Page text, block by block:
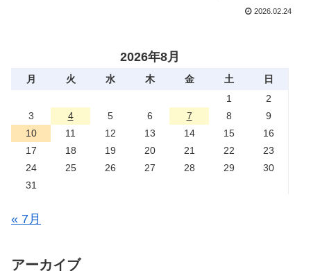
理由とトレーニング法をお伝えします。
2026.02.24
2026年8月
月 火 水 木 金 土
日
1
2
3
4 5 6 7 8
9
10
11 12 13 14 15
16
17
18 19 20 21 22
23
24
25 26 27 28 29
30
31
« 7月
アーカイブ